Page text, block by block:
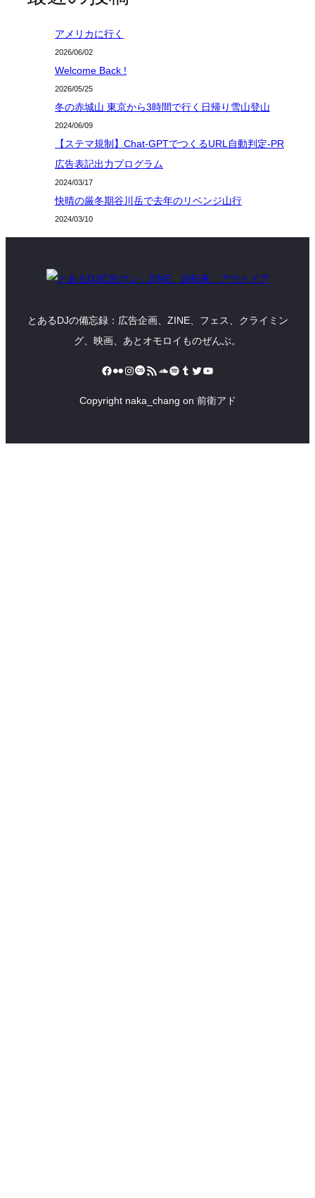
アメリカに行く
2026/06/02
Welcome Back !
2026/05/25
冬の赤城山 東京から3時間で行く日帰り雪山登山
2024/06/09
【ステマ規制】Chat-GPTでつくるURL自動判定-PR
広告表記出力プログラム
2024/03/17
快晴の厳冬期谷川岳で去年のリベンジ山行
2024/03/10
とあるDJの備忘録：広告企画、ZINE、フェス、クライミン
グ、映画、あとオモロイものぜんぶ。
Facebook
FlickrInstagram
Last.fm
RSS フィードSoundCloud
Spotify
Tumblr
Twitter
YouTube
Copyright naka_chang on 前衛アド